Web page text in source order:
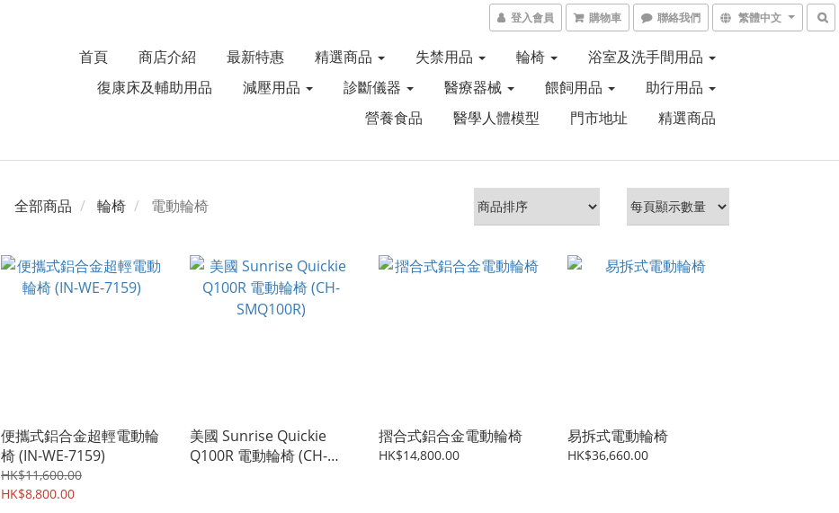
登入會員 購物車 聯絡我們 繁體中文
首頁 商店介紹 最新特惠 精選商品 失禁用品 輪椅
浴室及洗手間用品
復康床及輔助用品
減壓用品 診斷儀器 醫療器械 餵飼用品
助行用品
營養食品
醫學人體模型 門市地址 精選商品
全部商品 輪椅 電動輪椅
便攜式鋁合金超輕電動輪
椅 (IN-WE-7159)
HK$11,600.00
HK$8,800.00
美國 Sunrise Quickie
Q100R 電動輪椅 (CH-
摺合式鋁合金電動輪椅
HK$14,800.00
易拆式電動輪椅
HK$36,660.00